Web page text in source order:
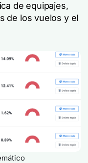
de equipajes,
de los vuelos y el